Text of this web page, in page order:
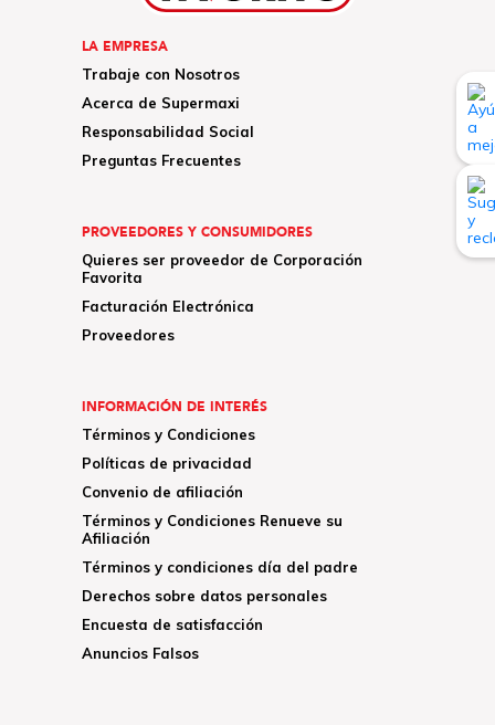
LA EMPRESA
Trabaje con Nosotros
Acerca de Supermaxi
Responsabilidad Social
Preguntas Frecuentes
PROVEEDORES Y CONSUMIDORES
Quieres ser proveedor de Corporación
Favorita
Facturación Electrónica
Proveedores
INFORMACIÓN DE INTERÉS
Términos y Condiciones
Políticas de privacidad
Convenio de afiliación
Términos y Condiciones Renueve su
Afiliación
Términos y condiciones día del padre
Derechos sobre datos personales
Encuesta de satisfacción
Anuncios Falsos